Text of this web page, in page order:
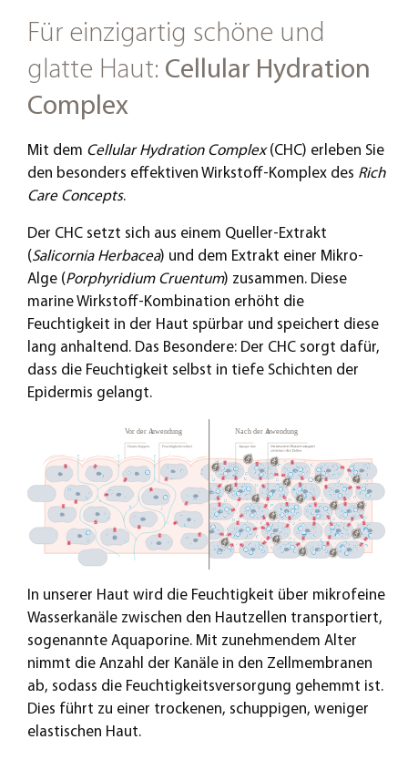
Für einzigartig schöne und
glatte Haut: Cellular Hydration
Complex
Mit dem Cellular Hydration Complex(CHC) erleben Sie
den besonders effektiven Wirkstoff-Komplex des Rich
Care Concepts.
Der CHC setzt sich aus einem Queller-Extrakt
(Salicornia Herbacea) und dem Extrakt einer Mikro-
Alge (Porphyridium Cruentum) zusammen. Diese
marine Wirkstoff-Kombination erhöht die
Feuchtigkeit in der Haut spürbar und speichert diese
lang anhaltend. Das Besondere: Der CHC sorgt dafür,
dass die Feuchtigkeit selbst in tiefe Schichten der
Epidermis gelangt.
In unserer Haut wird die Feuchtigkeit über mikrofeine
Wasserkanäle zwischen den Hautzellen transportiert,
sogenannte Aquaporine. Mit zunehmendem Alter
nimmt die Anzahl der Kanäle in den Zellmembranen
ab, sodass die Feuchtigkeitsversorgung gehemmt ist.
Dies führt zu einer trockenen, schuppigen, weniger
elastischen Haut.